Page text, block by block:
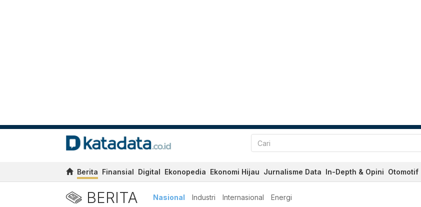
Berita Finansial Digital Ekonopedia Ekonomi Hijau Jurnalisme Data In-Depth & Opini Otomotif
BERITA Nasional Industri Internasional Energi